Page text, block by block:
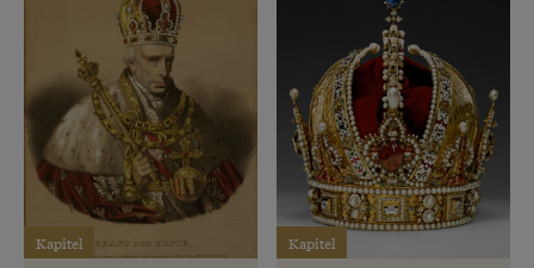
Kapitel Kapitel